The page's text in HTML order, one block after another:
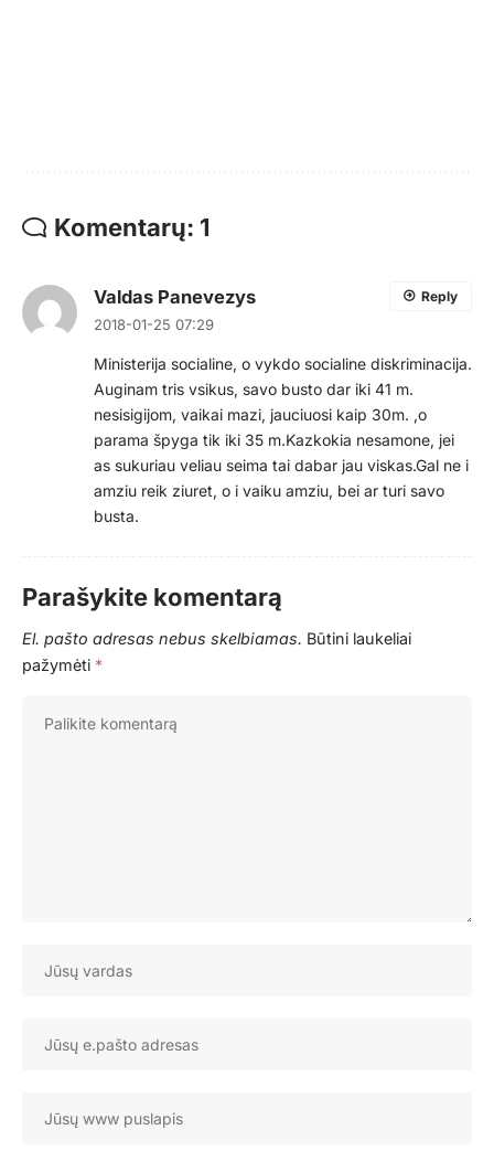
Komentarų: 1
Valdas Panevezys
2018-01-25 07:29
Ministerija socialine, o vykdo socialine diskriminacija.
Auginam tris vsikus, savo busto dar iki 41 m.
nesisigijom, vaikai mazi, jauciuosi kaip 30m. ,o
parama špyga tik iki 35 m.Kazkokia nesamone, jei
as sukuriau veliau seima tai dabar jau viskas.Gal ne i
amziu reik ziuret, o i vaiku amziu, bei ar turi savo
busta.
Reply
Parašykite komentarą
El. pašto adresas nebus skelbiamas. Būtini laukeliai
pažymėti *